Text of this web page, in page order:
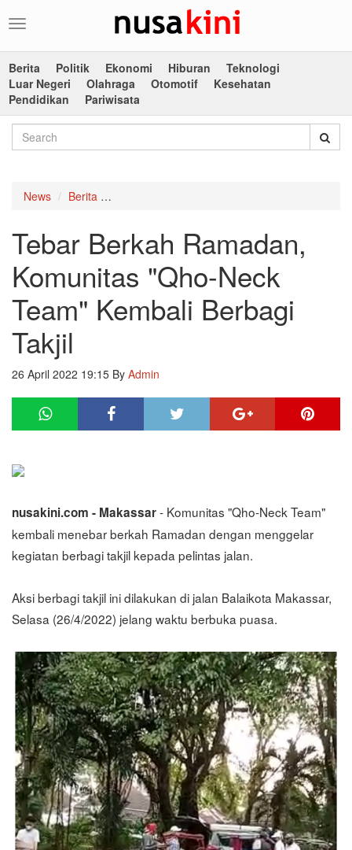
Toggle
Berita
Politik Ekonomi Hiburan
Teknologi
Luar Negeri
Olahraga Otomotif
Kesehatan
Pendidikan
Pariwisata
News Berita
Tebar Berkah Ramadan,
Komunitas "Qho-Neck
Team" Kembali Berbagi
Takjil
26 April 2022 19:15 By Admin
nusakini.com - Makassar- Komunitas "Qho-Neck Team"
kembali menebar berkah Ramadan dengan menggelar
kegiatan berbagi takjil kepada pelintas jalan.
Aksi berbagi takjil ini dilakukan di jalan Balaikota Makassar,
Selasa (26/4/2022) jelang waktu berbuka puasa.